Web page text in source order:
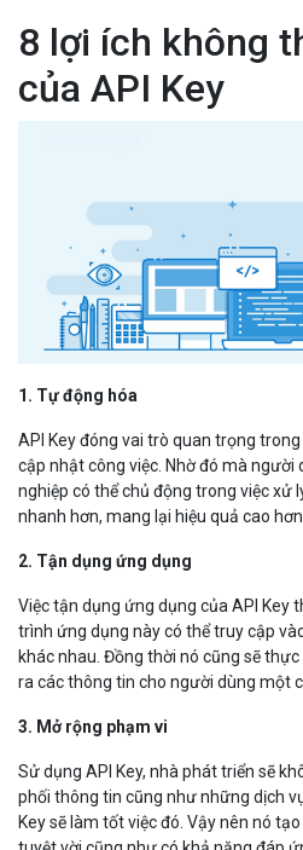
8 lợi ích không
của API Key
1. Tự động hóa
API Key đóng vai trò quan trọng
cập nhật công việc. Nhờ đó mà người
nghiệp có thể chủ động trong việc xử
nhanh hơn, mang lại hiệu quả cao hơn.
2. Tận dụng ứng dụng
Việc tận dụng ứng dụng của API Key
trình ứng dụng này có thể truy cập
khác nhau. Đồng thời nó cũng sẽ
ra các thông tin cho người dùng một
3. Mở rộng phạm vi
Sử dụng API Key, nhà phát triển sẽ
phối thông tin cũng như những dịch
Key sẽ làm tốt việc đó. Vậy nên nó